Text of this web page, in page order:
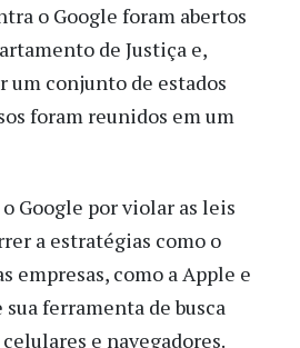
o Google foram abertos
de Justiça e,
um conjunto de estados
foram reunidos em um
Google por violar as leis
a estratégias como o
empresas, como a Apple e
sua ferramenta de busca
e navegadores.